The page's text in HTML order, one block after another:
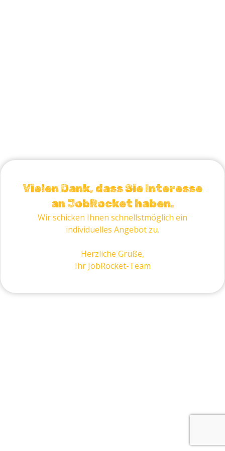
Vielen Dank, dass Sie Interesse
an JobRocket haben.
Wir schicken Ihnen schnellstmöglich ein
individuelles Angebot zu.
Herzliche Grüße,
Ihr JobRocket-Team